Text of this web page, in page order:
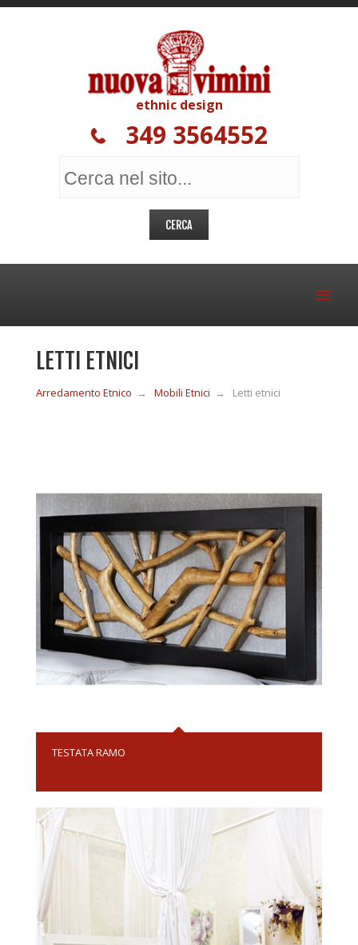
ethnic design
349 3564552
MOBILI IN LEGNO
MOBILI IN RATTAN
MOBILI IN GIUNCO
COMPLEMENTI
CONTATTI
LETTI ETNICI
Arredamento Etnico → Mobili Etnici → Letti etnici
TESTATA RAMO